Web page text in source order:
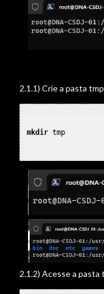
2.1.1) Crie a pasta
mkdir tmp
2.1.2) Acesse a pasta